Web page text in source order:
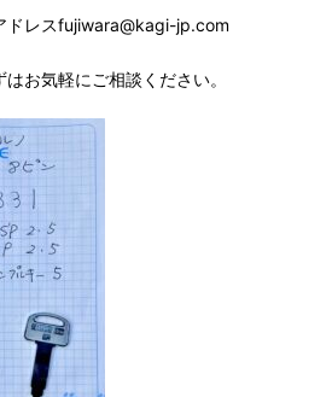
ドレスfujiwara@kagi-jp.com
お気軽にご相談ください。